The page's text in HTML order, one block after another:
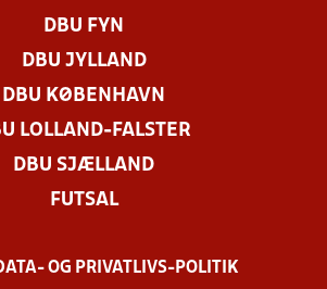
DBU FYN
DBU JYLLAND
DBU KØBENHAVN
LOLLAND-FALSTER
DBU SJÆLLAND
FUTSAL
OG PRIVATLIVS-POLITIK